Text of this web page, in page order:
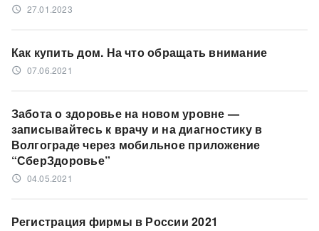
access_time 27.01.2023
Как купить дом. На что обращать внимание
access_time 07.06.2021
Забота о здоровье на новом уровне —
записывайтесь к врачу и на диагностику в
Волгограде через мобильное приложение
“СберЗдоровье”
access_time 04.05.2021
Регистрация фирмы в России 2021